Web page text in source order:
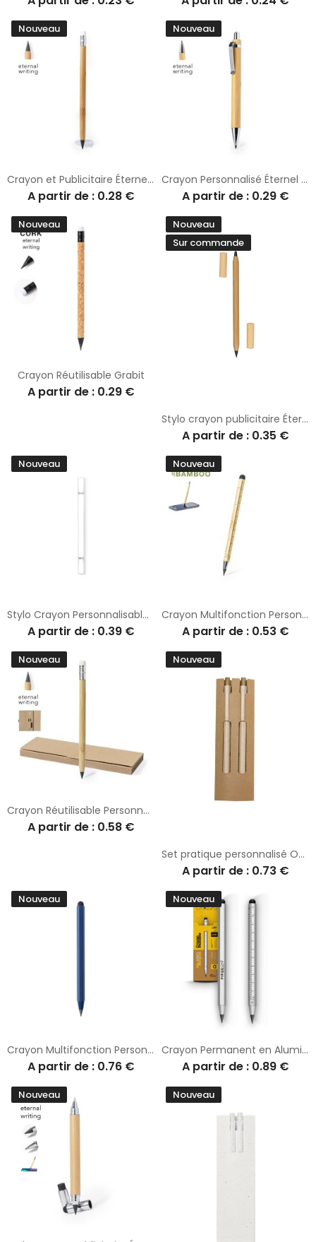
Nouveau
Crayon et Publicitaire Éternel - Billy
A partir de : 0.28 €
Nouveau
Crayon Personnalisé Éternel Chidex
A partir de : 0.29 €
Nouveau
Crayon Réutilisable Grabit
A partir de : 0.29 €
Nouveau
Sur commande
Stylo crayon publicitaire Éternel de Pikford
A partir de : 0.35 €
Nouveau
Stylo Crayon Personnalisable 2 en 1 Éternel May
A partir de : 0.39 €
Nouveau
Crayon Multifonction Personnalisé Éternel Suriak
A partir de : 0.53 €
Nouveau
Crayon Réutilisable Personnalisé Seryi
A partir de : 0.58 €
Nouveau
Set pratique personnalisé Okafor
A partir de : 0.73 €
Nouveau
Crayon Multifonction Personnalisé Teluk
A partir de : 0.76 €
Nouveau
Crayon Permanent en Aluminium Recyclé Personnalisé pas cher
A partir de : 0.89 €
Nouveau Nouveau